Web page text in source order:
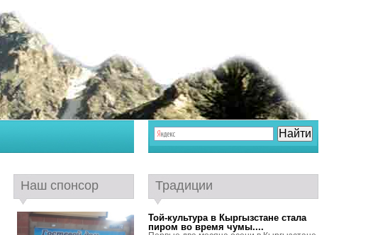
Наш спонсор Традиции
Той-культура в Кыргызстане стала
пиром во время чумы....